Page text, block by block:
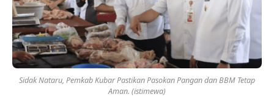
Sidak Nataru, Pemkab Kubar Pastikan Pasokan Pangan dan BBM Tetap
Aman. (istimewa)